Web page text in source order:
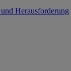
Herausforderung